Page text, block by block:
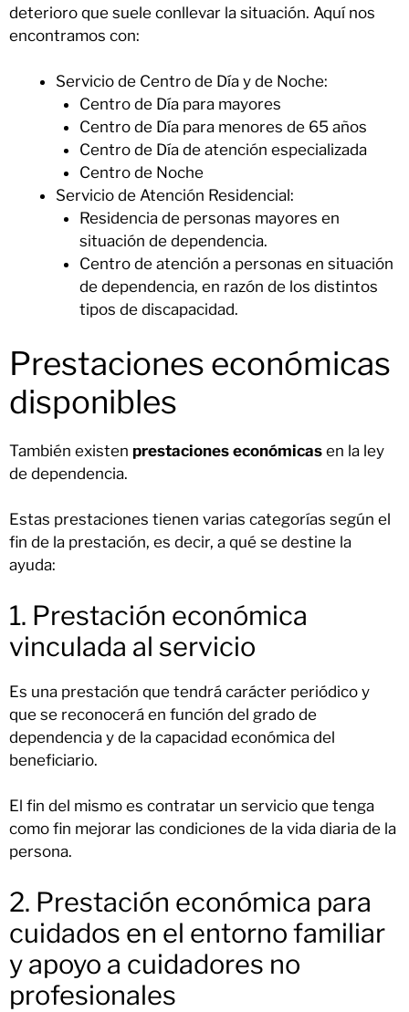
deterioro que suele conllevar la situación. Aquí nos
encontramos con:
Servicio de Centro de Día y de Noche:
Centro de Día para mayores
Centro de Día para menores de 65 años
Centro de Día de atención especializada
Centro de Noche
Servicio de Atención Residencial:
Residencia de personas mayores en
situación de dependencia.
Centro de atención a personas en situación
de dependencia, en razón de los distintos
tipos de discapacidad.
Prestaciones económicas
disponibles
También existen prestaciones económicas en la ley
de dependencia.
Estas prestaciones tienen varias categorías según el
fin de la prestación, es decir, a qué se destine la
ayuda:
1. Prestación económica
vinculada al servicio
Es una prestación que tendrá carácter periódico y
que se reconocerá en función del grado de
dependencia y de la capacidad económica del
beneficiario.
El fin del mismo es contratar un servicio que tenga
como fin mejorar las condiciones de la vida diaria de la
persona.
2. Prestación económica para
cuidados en el entorno familiar
y apoyo a cuidadores no
profesionales